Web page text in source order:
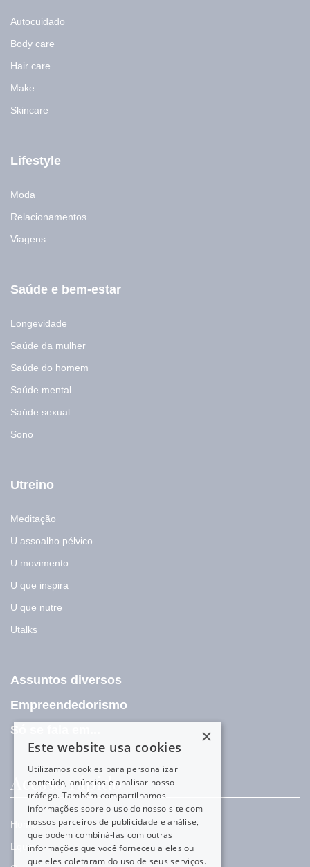
Autocuidado
Body care
Hair care
Make
Skincare
Lifestyle
Moda
Relacionamentos
Viagens
Saúde e bem-estar
Longevidade
Saúde da mulher
Saúde do homem
Saúde mental
Saúde sexual
Sono
Utreino
Meditação
U assoalho pélvico
U movimento
U que inspira
U que nutre
Utalks
Assuntos diversos
Empreendedorismo
Só se fala em...
Acesso rápido
Home
Equipe
×
Este website usa cookies
Utilizamos cookies para personalizar
conteúdo, anúncios e analisar nosso
tráfego. Também compartilhamos
informações sobre o uso do nosso site com
nossos parceiros de publicidade e análise,
que podem combiná-las com outras
informações que você forneceu a eles ou
que eles coletaram do uso de seus serviços.